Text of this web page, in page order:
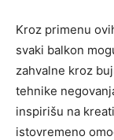
Kroz primenu
svaki balkon
zahvalne kroz
tehnike
inspirišu na
istovremeno